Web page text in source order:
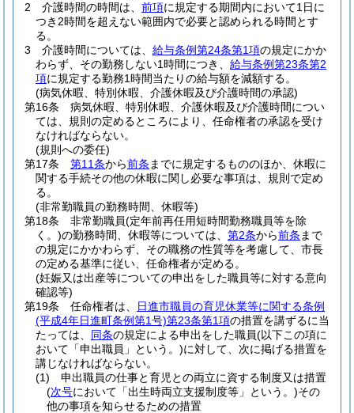
2
介護時間の時間は、 前項に規定する期間内において1日に
つき2時間を超えない範囲内で必要と認められる時間とす
る。
3
介護時間については、 給与条例第24条第1項の規定にかか
わらず、その勤務しない1時間につき、 給与条例第23条第2
項に規定する勤務1時間当たりの給与額を減額する。
(病気休暇、特別休暇、介護休暇及び介護時間の承認)
第16条
病気休暇、特別休暇、介護休暇及び介護時間につい
ては、規則の定めるところにより、任命権者の承認を受け
なければならない。
(規則への委任)
第17条
第11条から前条 までに規定するもののほか、休暇に
関する手続その他の休暇に関し必要な事項は、規則で定め
る。
(非常勤職員の勤務時間、休暇等)
第18条
非常勤職員(定年前再任用短時間勤務職員等を除
く。)の勤務時間、休暇等については、 第2条から前条 まで
の規定にかかわらず、その職務の性質等を考慮して、市長
の定める基準に従い、任命権者が定める。
(妊娠又は出産等についての申出をした職員等に対する意向
確認等)
第19条
任命権者は、
日進市職員の育児休業等に関する条例
(平成4年日進町条例第1号)第23条第1項の措置を講ずるに当
たっては、 同条の規定による申出をした職員(以下この項に
おいて「申出職員」という。)に対して、次に掲げる措置を
講じなければならない。
(1)
申出職員の仕事と育児との両立に資する制度又は措置
(次号において「出生時両立支援制度等」という。)その
他の事項を知らせるための措置